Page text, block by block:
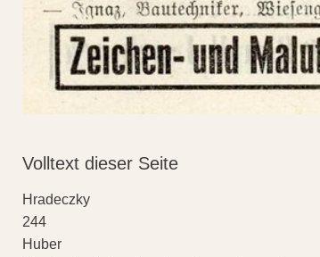
Volltext dieser Seite
Hradeczky
244
Huber